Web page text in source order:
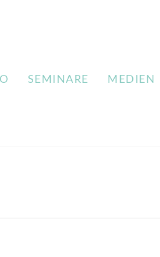
SEMINARE MEDIEN